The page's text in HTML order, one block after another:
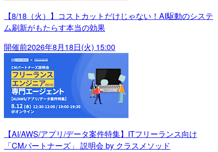
【8/18（火）】コストカットだけじゃない！AI駆動のシステ
ム刷新がもたらす本当の効果
開催前2026年8月18日(火) 15:00
【AI/AWS/アプリ/データ案件特集】ITフリーランス向け
「CMパートナーズ」 説明会 by クラスメソッド